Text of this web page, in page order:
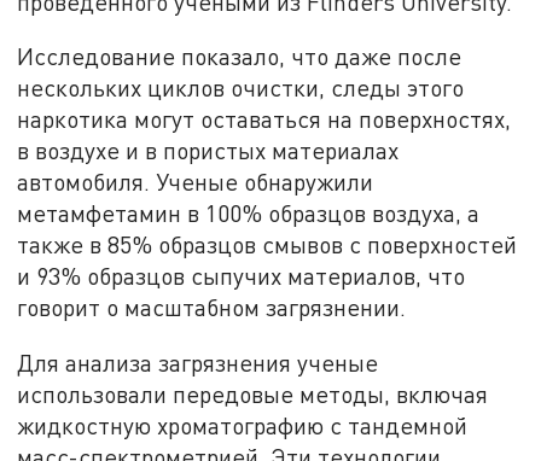
Исследование показало, что даже после
нескольких циклов очистки, следы этого
наркотика могут оставаться на поверхностях,
в воздухе и в пористых материалах
автомобиля. Ученые обнаружили
метамфетамин в 100% образцов воздуха, а
также в 85% образцов смывов с поверхностей
и 93% образцов сыпучих материалов, что
говорит о масштабном загрязнении.
Для анализа загрязнения ученые
использовали передовые методы, включая
жидкостную хроматографию с тандемной